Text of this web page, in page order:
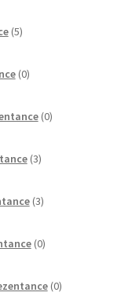
5izdelkov
0izdelkov
0izdelkov
3izdelki
3izdelki
0izdelkov
0izdelkov